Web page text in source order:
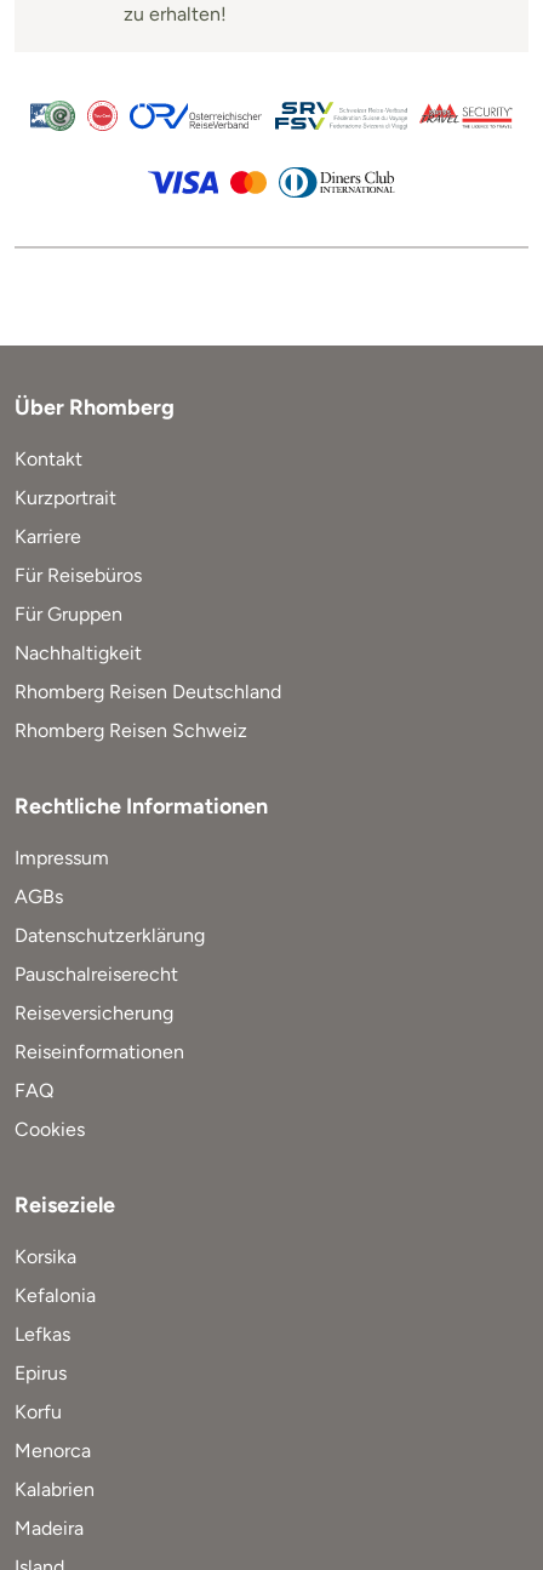
zu erhalten!
Über Rhomberg
Kontakt
Kurzportrait
Karriere
Für Reisebüros
Für Gruppen
Nachhaltigkeit
Rhomberg Reisen Deutschland
Rhomberg Reisen Schweiz
Rechtliche Informationen
Impressum
AGBs
Datenschutzerklärung
Pauschalreiserecht
Reiseversicherung
Reiseinformationen
FAQ
Cookies
Reiseziele
Korsika
Kefalonia
Lefkas
Epirus
Korfu
Menorca
Kalabrien
Madeira